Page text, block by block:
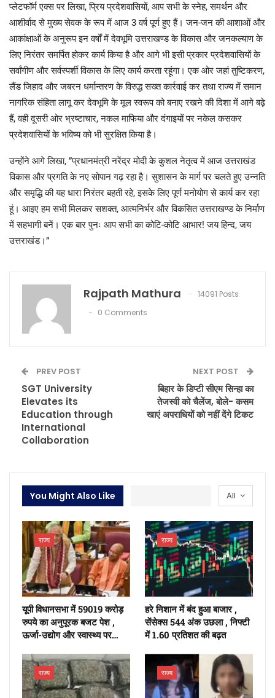
प्लेटफॉर्म एक्स पर लिखा, प्रिय प्रदेशवासियों, आप सभी के स्नेह, समर्थन और
आशीर्वाद से मुख्य सेवक के रूप में आज 3 वर्ष पूर्ण हुए हैं। जन-जन की आशाओं और
आकांक्षाओं के अनुरूप इन वर्षों में देवभूमि उत्तराखण्ड के विकास और जनकल्याण के
लिए निरंतर समर्पित होकर कार्य किया है और आगे भी इसी प्रकार प्रदेशवासियों के
सर्वांगीण और सर्वस्पर्शी विकास के लिए कार्य करता रहूंगा। एक ओर जहां तुष्टिकरण,
लैंड जिहाद और जबरन धर्मान्तरण के विरुद्ध सख्त कार्रवाई कर तथा राज्य में समान
नागरिक संहिता लागू कर देवभूमि के मूल स्वरूप को बनाए रखने की दिशा में आगे बढ़े
हैं, वही दूसरी ओर भ्रष्टाचार, नकल माफिया और दंगाइयों पर नकेल कसकर
प्रदेशवासियों के भविष्य को भी सुरक्षित किया है।
उन्होंने आगे लिखा, ”प्रधानमंत्री नरेंद्र मोदी के कुशल नेतृत्व में आज उत्तराखंड
विकास और प्रगति के नए सोपान गढ़ रहा है। सुशासन के मार्ग पर चलते हुए उन्नति
और समृद्धि की यह धारा निरंतर बहती रहे, इसके लिए पूर्ण मनोयोग से कार्य कर रहा
हूं। आइए हम सभी मिलकर सशक्त, आत्मनिर्भर और विकसित उत्तराखण्ड के निर्माण
में सहभागी बनें। एक बार पुनः आप सभी का कोटि-कोटि आभार! जय हिन्द, जय
उत्तराखंड।”
Rajpath Mathura
14091 Posts
0 Comments
PREV POST
SGT University
Elevates its
Education through
International
Collaboration
NEXT POST
बिहार के डिप्टी सीएम सिन्हा का
तेजस्वी को चैलेंज, बोले- कसम
खाएं अपराधियों को नहीं देंगे टिकट
All
You Might Also Like
राज्य
यूपी विधानसभा में 59019 करोड़
रुपये का अनुपूरक बजट पेश ,
ऊर्जा-उद्योग और स्वास्थ्य पर…
राज्य
हरे निशान में बंद हुआ बाजार ,
सेंसेक्स 544 अंक उछला , निफ्टी
में 1.60 प्रतिशत की बढ़त
राज्य राज्य